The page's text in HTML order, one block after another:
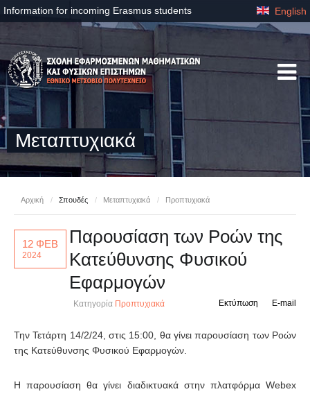
Information for incoming Erasmus students English
Μεταπτυχιακά
Αρχική / Σπουδές / Μεταπτυχιακά / Προπτυχιακά
12 ΦΕΒ
2024
Παρουσίαση των Ροών της
Κατεύθυνσης Φυσικού
Εφαρμογών
Κατηγορία Προπτυχιακά E-mail
Εκτύπωση
Την Τετάρτη 14/2/24, στις 15:00, θα γίνει παρουσίαση των Ροών
της Κατεύθυνσης Φυσικού Εφαρμογών.
Η παρουσίαση θα γίνει διαδικτυακά στην πλατφόρμα Webex